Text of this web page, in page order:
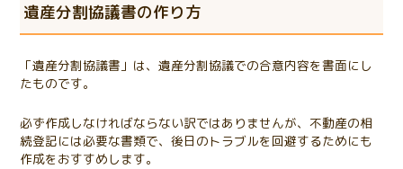
遺産分割協議書の作り方
「遺産分割協議書」は、遺産分割協議での合意内容を書面にし
たものです。
必ず作成しなければならない訳ではありませんが、不動産の相
続登記には必要な書類で、後日のトラブルを回避するためにも
作成をおすすめします。